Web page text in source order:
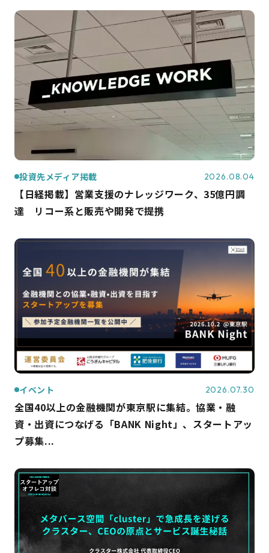
投資先メディア掲載 2026.08.04
【日経掲載】営業支援のナレッジワーク、35億円調
達 リコー系と販売や開発で提携
イベント 2026.07.30
全国40以上の金融機関が東京駅に集結。協業・融
資・出資につなげる「BANK Night」、スタートアッ
プ募集...